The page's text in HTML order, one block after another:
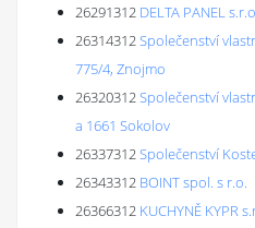
26291312 DELTA PANEL
26314312Společenství
775/4, Znojmo
26320312Společenství
a 1661 Sokolov
26337312Společenství
26343312 BOINT spol. s r.o.
26366312 KUCHYNĚ KYPR